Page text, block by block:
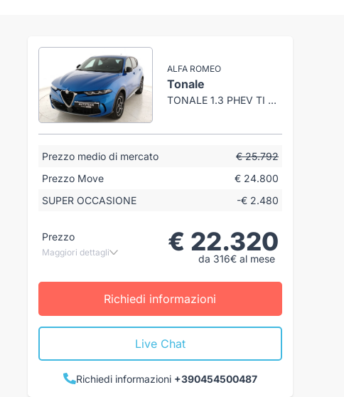
ALFA ROMEO
Tonale
TONALE 1.3 PHEV TI Q4 280CV AT6
Prezzo medio di mercato
€ 25.792
Prezzo Move
€ 24.800
SUPER OCCASIONE
-€ 2.480
Prezzo
Maggiori dettagli € 22.320
da 316€ al mese
Richiedi informazioni
Live Chat
Richiedi informazioni +390454500487